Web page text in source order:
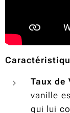
Taux de
vanille
qui lui